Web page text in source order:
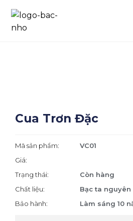
Cua Trơn Đặc
Mã sản phẩm:
VC01
Giá:
Trạng thái:
Còn hàng
Chất liệu:
Bạc ta nguyên
Bảo hành:
Làm sáng 10